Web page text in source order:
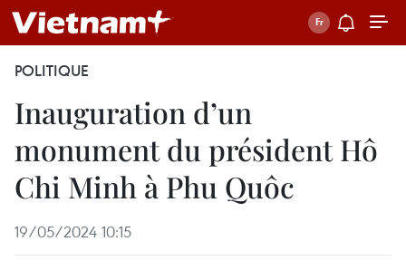
POLITIQUE
Inauguration d’un
monument du président Hô
Chi Minh à Phu Quôc
19/05/2024 10:15